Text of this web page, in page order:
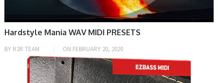
Hardstyle Mania WAV MIDI PRESETS
BY R2R TEAM ON FEBRUARY 20, 2020
DAW & PLUGIN, SAMPLE & MIDI